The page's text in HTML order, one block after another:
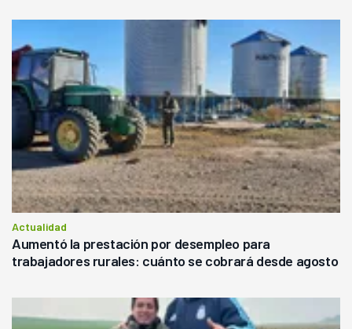
Actualidad
Aumentó la prestación por desempleo para
trabajadores rurales: cuánto se cobrará desde agosto